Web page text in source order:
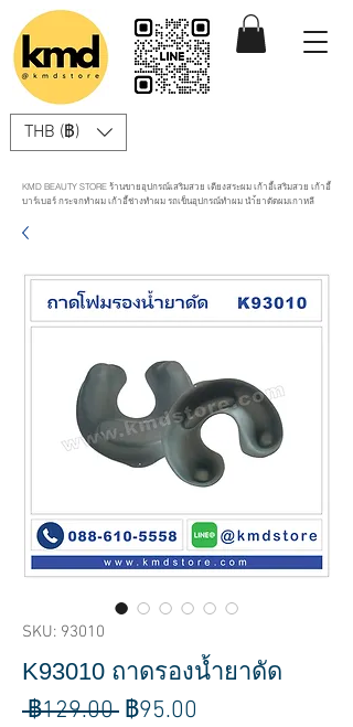
THB (฿)
KMD BEAUTY STORE ร้านขายอุปกรณ์เสริมสวย เตียงสระผม เก้าอี้เสริมสวย เก้าอี้
บาร์เบอร์ กระจกทำผม เก้าอี้ช่างทำผม รถเข็นอุปกรณ์ทำผม นำ้ยาดัดผมเกาหลี
SKU: 93010
K93010 ถาดรองน้ำยาดัด
฿129.00 ราคา
฿95.00